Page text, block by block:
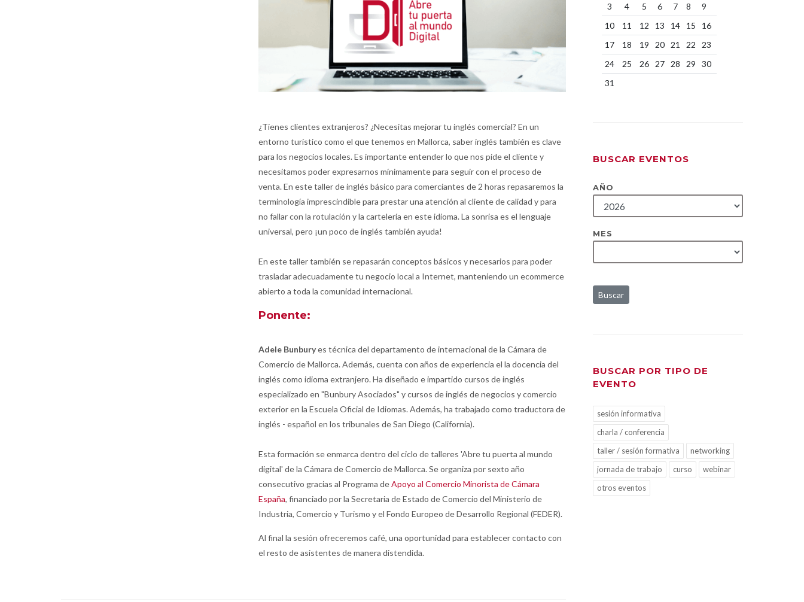
¿Tienes clientes extranjeros? ¿Necesitas mejorar tu inglés comercial? En un
entorno turístico como el que tenemos en Mallorca, saber inglés también es clave
para los negocios locales. Es importante entender lo que nos pide el cliente y
necesitamos poder expresarnos mínimamente para seguir con el proceso de
venta. En este taller de inglés básico para comerciantes de 2 horas repasaremos la
terminología imprescindible para prestar una atención al cliente de calidad y para
no fallar con la rotulación y la cartelería en este idioma. La sonrisa es el lenguaje
universal, pero ¡un poco de inglés también ayuda!
En este taller también se repasarán conceptos básicos y necesarios para poder
trasladar adecuadamente tu negocio local a Internet, manteniendo un ecommerce
abierto a toda la comunidad internacional.
Ponente:
Adele Bunburyes técnica del departamento de internacional de la Cámara de
Comercio de Mallorca. Además, cuenta con años de experiencia el la docencia del
inglés como idioma extranjero. Ha diseñado e impartido cursos de inglés
especializado en "Bunbury Asociados" y cursos de inglés de negocios y comercio
exterior en la Escuela Oficial de Idiomas. Además, ha trabajado como traductora de
inglés - español en los tribunales de San Diego (California).
Esta formación se enmarca dentro del ciclo de talleres 'Abre tu puerta al mundo
digital' de la Cámara de Comercio de Mallorca. Se organiza por sexto año
consecutivo gracias al Programa deApoyo al Comercio Minorista de Cámara
España, financiado por la Secretaria de Estado de Comercio del Ministerio de
Industria, Comercio y Turismo y el Fondo Europeo de Desarrollo Regional (FEDER).
Al final la sesión ofreceremos café, una oportunidad para establecer contacto con
el resto de asistentes de manera distendida.
3
4 5 6 7 8
9
10
11 12 13 14 15
16
17
18 19 20 21 22
23
24
25 26 27 28 29
30
31
BUSCAR EVENTOS
AÑO
MES
Buscar
BUSCAR POR TIPO DE
EVENTO
sesión informativa
charla / conferencia
taller / sesión formativa
networking
jornada de trabajo
curso
webinar
otros eventos